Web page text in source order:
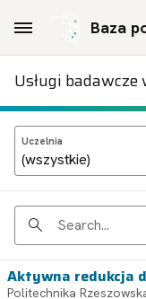
Usługi badawcze
Uczelnia
Search
Aktywna redukcja
Politechnika